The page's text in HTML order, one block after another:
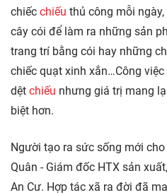
chiếc chiếu thủ công mỗi
cây cói để làm ra những sản
trang trí bằng cói hay những
chiếc quạt xinh xắn…Công
dệt chiếu nhưng giá trị mang
biệt hơn.
Người tạo ra sức sống mới
Quân - Giám đốc HTX sản
An Cư. Hợp tác xã ra đời đã